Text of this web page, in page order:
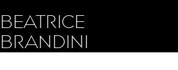
BEATRICE
BRANDINI